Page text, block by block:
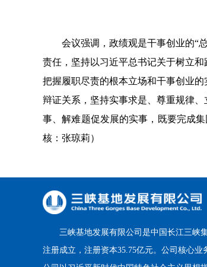
会议强调，政绩观是干事创业的“总
责任，坚持以习近平总书记关于树立
把握履职尽责的根本立场和干事创业
辩证关系，坚持实事求是、尊重规律
事、解难题促发展的实事，既要完成
核：张琼莉）
三峡基地发展有限公司是中国长江三峡
注册成立，注册资本35.75亿元。公司核心